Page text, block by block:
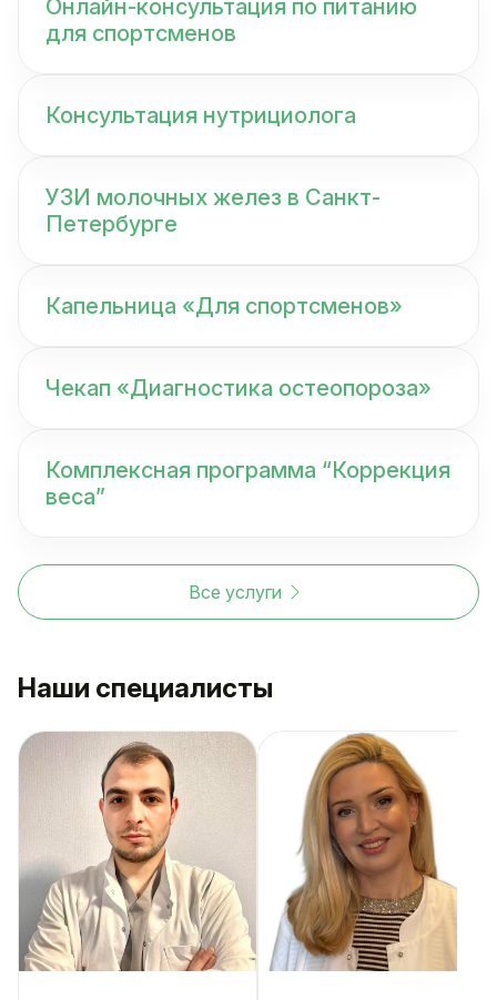
Онлайн-консультация по питанию
для спортсменов
Консультация нутрициолога
УЗИ молочных желез в Санкт-
Петербурге
Капельница «Для спортсменов»
Чекап «Диагностика остеопороза»
Комплексная программа “Коррекция
веса”
Все услуги
Наши специалисты